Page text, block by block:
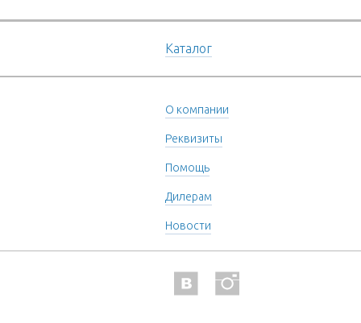
Каталог
О компании
Реквизиты
Помощь
Дилерам
Новости